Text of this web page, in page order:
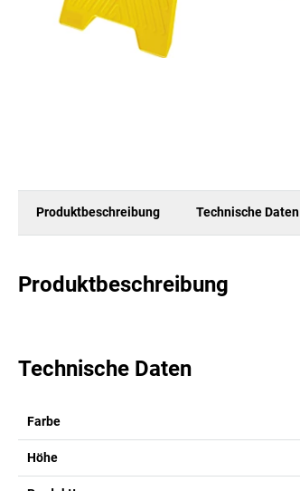
Produktbeschreibung Technische Daten
Produktbeschreibung
Technische Daten
Farbe
Höhe